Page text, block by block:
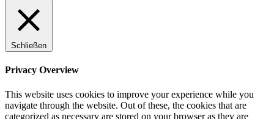
Schließen
Privacy Overview
This website uses cookies to improve your experience while you
navigate through the website. Out of these, the cookies that are
categorized as necessary are stored on your browser as they are